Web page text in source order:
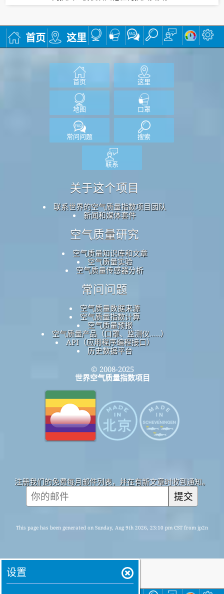
首页 这里
首页 这里
地图 口罩
常问问题 搜索
联系
关于这个项目
联系世界的空气质量指数项目团队
新闻和媒体套件
空气质量研究
空气质量知识库和文章
空气质量实验
空气质量传感器分析
常问问题
空气质量数据来源
空气质量指数计算
空气质量预报
空气质量产品（口罩、监测仪……）
API（应用程序编程接口）
历史数据平台
© 2008-2025
世界空气质量指数项目
注册我们的免费每月邮件列表，并在有新文章时收到通知。
提交
This page has been generated on Sunday, Aug 9th 2026, 23:10 pm CST from jp2n
设置